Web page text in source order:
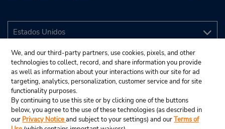
We, and our third-party partners, use cookies, pixels, and other
technologies to collect, record, and share information you provide
as well as information about your interactions with our site for ad
targeting, analytics, personalization, customer service and for site
functionality purposes.
By continuing to use this site or by clicking one of the buttons
below, you agree to the use of these technologies (as described in
our Privacy Noticeand subject to your settings) and ourTerms of